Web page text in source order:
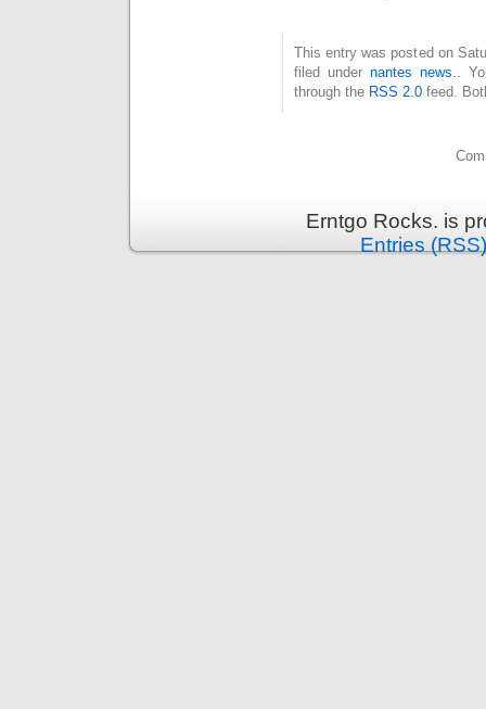
This entry was posted on
filed undernantes news.
.
through the RSS 2.0 feed.
Erntgo Rocks. is
Entries (RSS)